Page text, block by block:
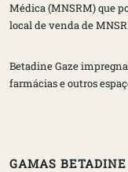
Médica (MNSRM) que
local de venda de
Betadine Gaze
farmácias e outros
GAMAS BETADINE